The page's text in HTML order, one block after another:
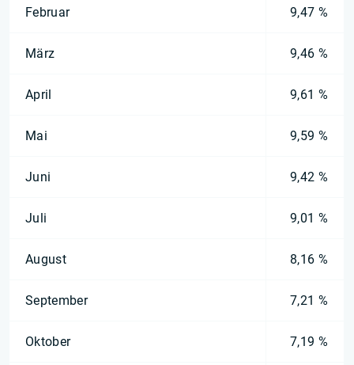
Februar 9,47 %
März 9,46 %
April 9,61 %
Mai 9,59 %
Juni 9,42 %
Juli 9,01 %
August 8,16 %
September 7,21 %
Oktober 7,19 %